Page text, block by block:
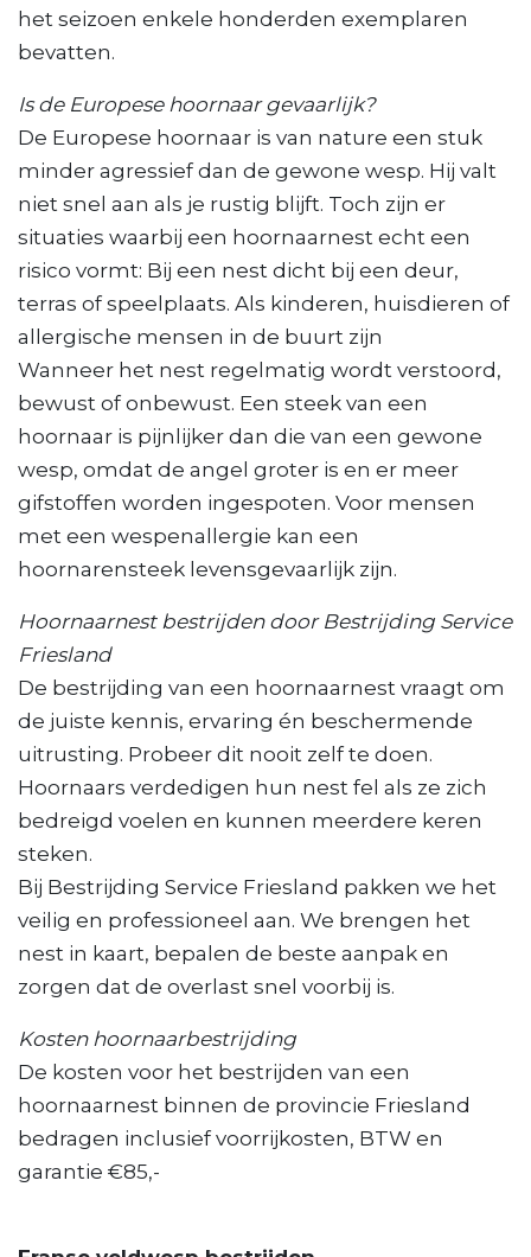
het seizoen enkele honderden exemplaren
bevatten.
Is de Europese hoornaar gevaarlijk?
De Europese hoornaar is van nature een stuk
minder agressief dan de gewone wesp. Hij valt
niet snel aan als je rustig blijft. Toch zijn er
situaties waarbij een hoornaarnest echt een
risico vormt: Bij een nest dicht bij een deur,
terras of speelplaats. Als kinderen, huisdieren of
allergische mensen in de buurt zijn
Wanneer het nest regelmatig wordt verstoord,
bewust of onbewust. Een steek van een
hoornaar is pijnlijker dan die van een gewone
wesp, omdat de angel groter is en er meer
gifstoffen worden ingespoten. Voor mensen
met een wespenallergie kan een
hoornarensteek levensgevaarlijk zijn.
Hoornaarnest bestrijden door Bestrijding Service
Friesland
De bestrijding van een hoornaarnest vraagt om
de juiste kennis, ervaring én beschermende
uitrusting. Probeer dit nooit zelf te doen.
Hoornaars verdedigen hun nest fel als ze zich
bedreigd voelen en kunnen meerdere keren
steken.
Bij Bestrijding Service Friesland pakken we het
veilig en professioneel aan. We brengen het
nest in kaart, bepalen de beste aanpak en
zorgen dat de overlast snel voorbij is.
Kosten hoornaarbestrijding
De kosten voor het bestrijden van een
hoornaarnest binnen de provincie Friesland
bedragen inclusief voorrijkosten, BTW en
garantie €85,-